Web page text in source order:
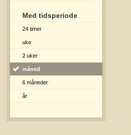
Med tidsperiode
24 timer
uke
2 uker
måned
6 måneder
år